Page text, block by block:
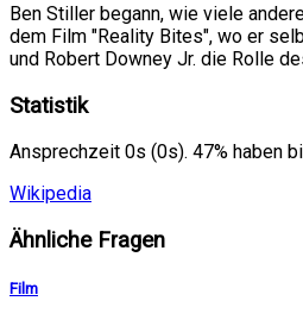
Ben Stiller begann, wie viele
dem Film "Reality Bites", wo er
und Robert Downey Jr. die Rolle
Statistik
Ansprechzeit 0s (0s). 47% haben
Wikipedia
Ähnliche Fragen
Film